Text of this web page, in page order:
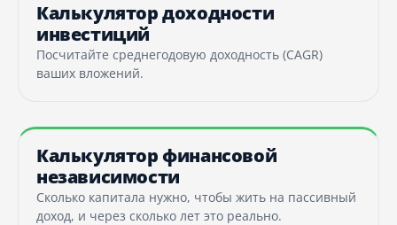
Калькулятор доходности
инвестиций
Посчитайте среднегодовую доходность (CAGR)
ваших вложений.
Калькулятор финансовой
независимости
Сколько капитала нужно, чтобы жить на пассивный
доход, и через сколько лет это реально.